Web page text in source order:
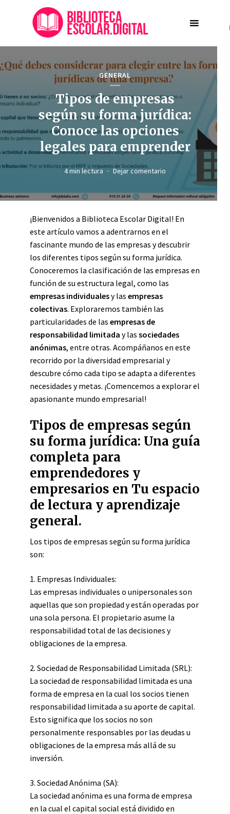
GENERAL
Tipos de empresas
según su forma jurídica:
Conoce las opciones
legales para emprender
4 min lectura Dejar comentario
¡Bienvenidos a Biblioteca Escolar Digital! En
este artículo vamos a adentrarnos en el
fascinante mundo de las empresas y descubrir
los diferentes tipos según su forma jurídica.
Conoceremos la clasificación de las empresas en
función de su estructura legal, como las
empresas individualesy las empresas
colectivas. Exploraremos también las
particularidades de las empresas de
responsabilidad limitada y las sociedades
anónimas, entre otras. Acompáñanos en este
recorrido por la diversidad empresarial y
descubre cómo cada tipo se adapta a diferentes
necesidades y metas. ¡Comencemos a explorar el
apasionante mundo empresarial!
Tipos de empresas según
su forma jurídica: Una guía
completa para
emprendedores y
empresarios en Tu espacio
de lectura y aprendizaje
general.
Los tipos de empresas según su forma jurídica
son:
1. Empresas Individuales:
Las empresas individuales o unipersonales son
aquellas que son propiedad y están operadas por
una sola persona. El propietario asume la
responsabilidad total de las decisiones y
obligaciones de la empresa.
2. Sociedad de Responsabilidad Limitada (SRL):
La sociedad de responsabilidad limitada es una
forma de empresa en la cual los socios tienen
responsabilidad limitada a su aporte de capital.
Esto significa que los socios no son
personalmente responsables por las deudas u
obligaciones de la empresa más allá de su
inversión.
3. Sociedad Anónima (SA):
La sociedad anónima es una forma de empresa
en la cual el capital social está dividido en